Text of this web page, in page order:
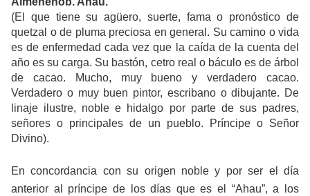
(El que tiene su agüero, suerte, fama o pronóstico de
quetzal o de pluma preciosa en general. Su camino o vida
es de enfermedad cada vez que la caída de la cuenta del
año es su carga. Su bastón, cetro real o báculo es de árbol
de cacao. Mucho, muy bueno y verdadero cacao.
Verdadero o muy buen pintor, escribano o dibujante. De
linaje ilustre, noble e hidalgo por parte de sus padres,
señores o principales de un pueblo. Príncipe o Señor
Divino).
En concordancia con su origen noble y por ser el día
anterior al príncipe de los días que es el “Ahau”, a los